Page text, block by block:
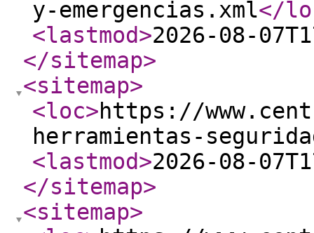
y-emergencias.xml</
<lastmod>2026-08-
</sitemap>
<sitemap>
<loc>https://
herramientas-
<lastmod>2026-08-
</sitemap>
<sitemap>